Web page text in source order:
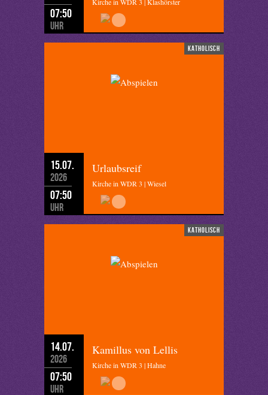
07:50
Uhr
katholisch
15.07.
2026
07:50
Uhr
Urlaubsreif
Kirche in WDR 3 | Wiesel
katholisch
14.07.
2026
07:50
Uhr
Kamillus von Lellis
Kirche in WDR 3 | Hahne